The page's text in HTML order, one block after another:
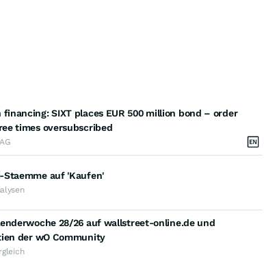
financing: SIXT places EUR 500 million bond – order
times oversubscribed
Staemme auf 'Kaufen'
28/26 auf wallstreet-online.de und
der wO Community